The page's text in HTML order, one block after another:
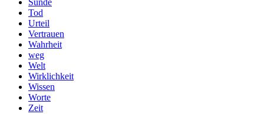
Sünde
Tod
Urteil
Vertrauen
Wahrheit
weg
Welt
Wirklichkeit
Wissen
Worte
Zeit